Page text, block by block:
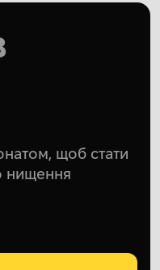
щоб стати
нищення